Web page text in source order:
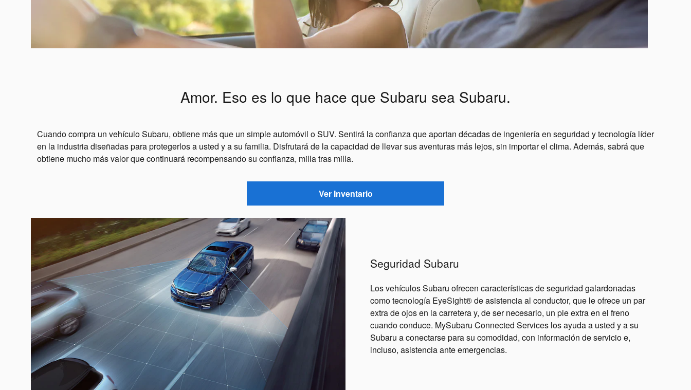
Amor. Eso es lo que hace que Subaru sea Subaru.
Cuando compra un vehículo Subaru, obtiene más que un simple automóvil o SUV. Sentirá la confianza que aportan décadas de ingeniería en seguridad y tecnología líder
en la industria diseñadas para protegerlos a usted y a su familia. Disfrutará de la capacidad de llevar sus aventuras más lejos, sin importar el clima. Además, sabrá que
obtiene mucho más valor que continuará recompensando su confianza, milla tras milla.
Ver Inventario
Seguridad Subaru
Los vehículos Subaru ofrecen características de seguridad galardonadas
como tecnología EyeSight® de asistencia al conductor, que le ofrece un par
extra de ojos en la carretera y, de ser necesario, un pie extra en el freno
cuando conduce. MySubaru Connected Services los ayuda a usted y a su
Subaru a conectarse para su comodidad, con información de servicio e,
incluso, asistencia ante emergencias.